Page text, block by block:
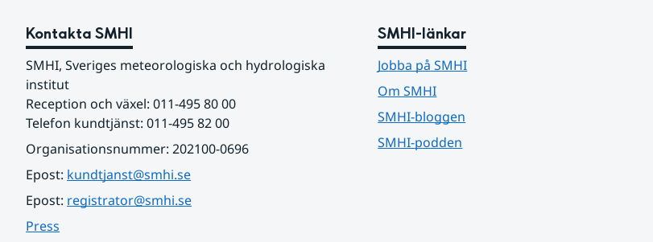
Kontakta SMHI
SMHI, Sveriges meteorologiska och hydrologiska
institut
Reception och växel: 011-495 80 00
Telefon kundtjänst: 011-495 82 00
Organisationsnummer: 202100-0696
Epost: kundtjanst@smhi.se
Epost: registrator@smhi.se
Press
SMHI-länkar
Jobba på SMHI
Om SMHI
SMHI-bloggen
SMHI-podden